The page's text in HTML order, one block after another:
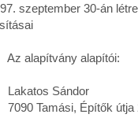
szeptember 30-án
alapítvány alapítói:
Sándor
Tamási, Építők útja